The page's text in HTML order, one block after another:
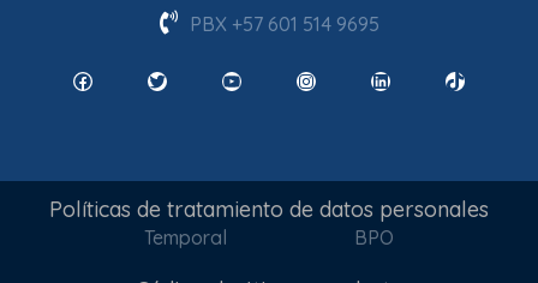
PBX +57 601 514 9695
FacebookTwitter YouTube InstagramLinkedIn TikTok
Políticas de tratamiento de datos personales
Temporal BPO